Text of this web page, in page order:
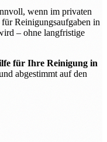
wenn im privaten
Reinigungsaufgaben in
– ohne langfristige
für Ihre Reinigung in
abgestimmt auf den